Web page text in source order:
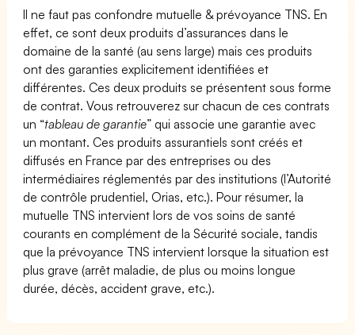
Il ne faut pas confondre mutuelle & prévoyance TNS. En
effet, ce sont deux produits d’assurances dans le
domaine de la santé (au sens large) mais ces produits
ont des garanties explicitement identifiées et
différentes. Ces deux produits se présentent sous forme
de contrat. Vous retrouverez sur chacun de ces contrats
un “tableau de garantie” qui associe une garantie avec
un montant. Ces produits assurantiels sont créés et
diffusés en France par des entreprises ou des
intermédiaires réglementés par des institutions (l’Autorité
de contrôle prudentiel, Orias, etc.). Pour résumer, la
mutuelle TNS intervient lors de vos soins de santé
courants en complément de la Sécurité sociale, tandis
que la prévoyance TNS intervient lorsque la situation est
plus grave (arrêt maladie, de plus ou moins longue
durée, décès, accident grave, etc.).